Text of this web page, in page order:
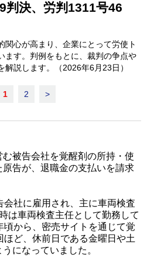
判決、労判1311号46
関心が高まり、企業にとって労使ト
ます。判例をもとに、裁判の争点や
解説します。（2026年6月23日）
1 2 >
被告会社を覚醒剤の所持・使
告が、退職金の支払いを請求
社に雇用され、主に車両検査
は車両検査主任として勤務して
から、密売サイトを通じて覚
ど、休前日である金曜日や土
になっていました。